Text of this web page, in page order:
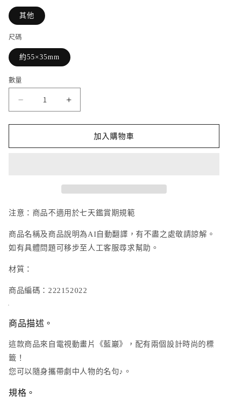
其他
尺碼
約55×35mm
數量
獄》
件
影
玲
數
量
獄》
籤
掛
件
影
玲
量
加入購物車
注意：商品不適用於七天鑑賞期規範
商品名稱及商品說明為AI自動翻譯，有不盡之處敬請諒解。
如有具體問題可移步至人工客服尋求幫助。
材質：
商品編碼：222152022
商品描述。
這款商品來自電視動畫片《藍巖》，配有兩個設計時尚的標
籤！
您可以隨身攜帶劇中人物的名句♪。
規格。